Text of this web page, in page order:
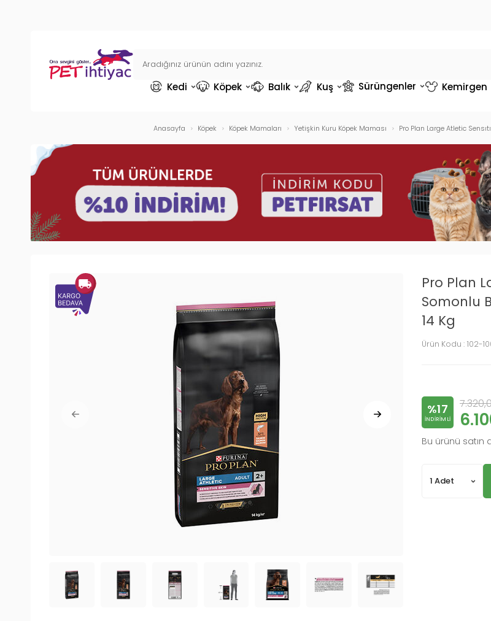
Kedi Köpek Balık Kuş Sürüngenler Kemirgen
Anasayfa Köpek Köpek Mamaları Yetişkin Kuru Köpek Maması Pro Plan Large Atletic
Pro Plan
Somonlu
14 Kg
Ürün Kodu : 102-
%17
INDIRIMLI
Bu ürünü satın